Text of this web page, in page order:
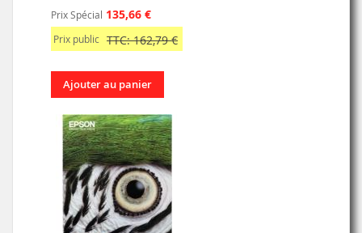
Prix Spécial 135,66 €
Prix public TTC: 162,79 €
Ajouter au panier